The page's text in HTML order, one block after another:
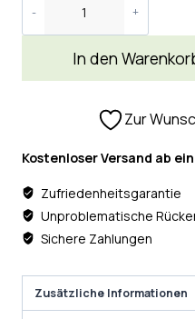
In den
Zur
Kostenloser Versand ab
Zufriedenheitsgarantie
Unproblematische
Sichere Zahlungen
Zusätzliche Informationen